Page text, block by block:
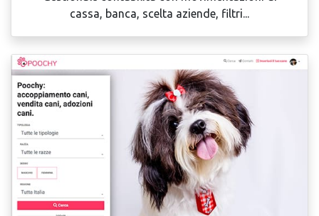
cassa, banca, scelta aziende, filtri...